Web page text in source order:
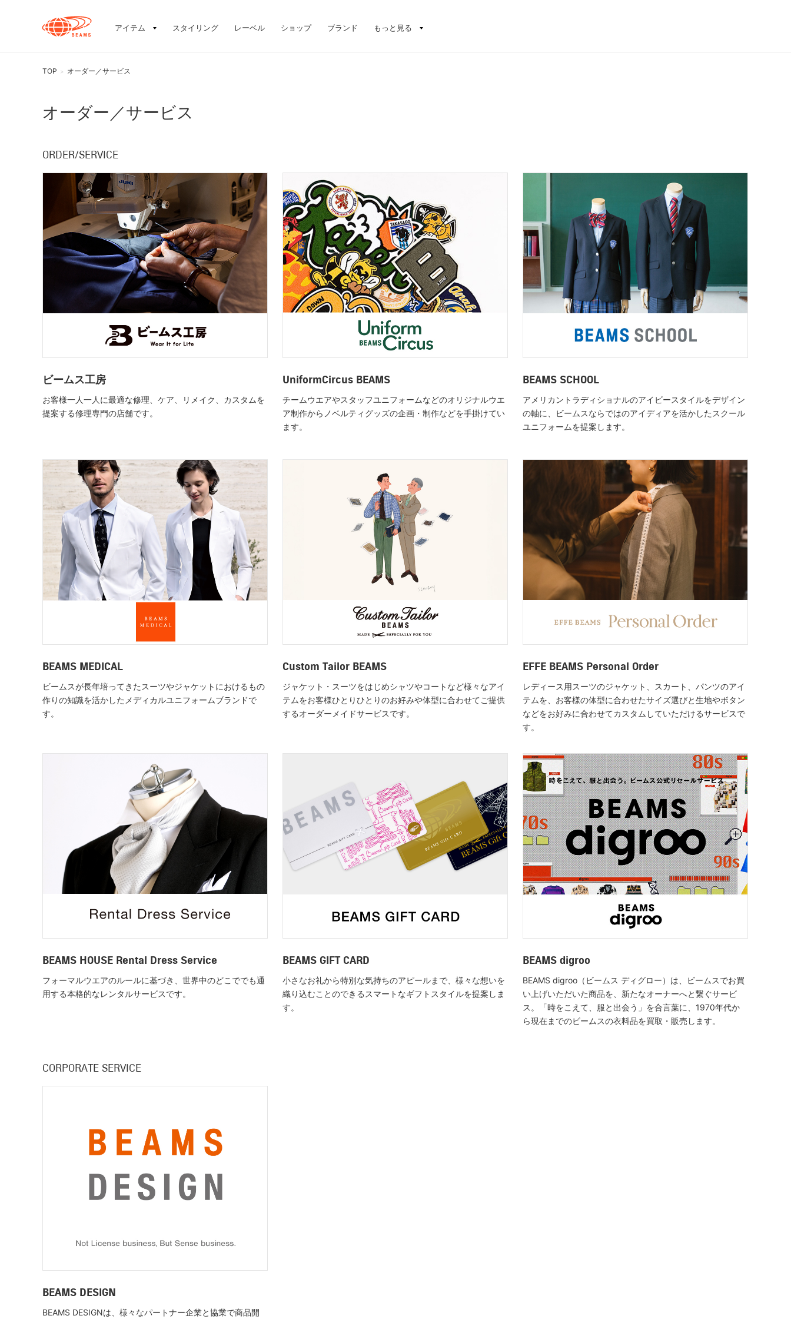
アイテム スタイリング レーベル ショップ ブランド もっと見る
TOP > オーダー／サービス
オーダー／サービス
ORDER/SERVICE
ビームス工房
お客様一人一人に最適な修理、ケア、リメイク、カスタムを
提案する修理専門の店舗です。
UniformCircus BEAMS
チームウエアやスタッフユニフォームなどのオリジナルウエ
ア制作からノベルティグッズの企画・制作などを手掛けてい
ます。
BEAMS SCHOOL
アメリカントラディショナルのアイビースタイルをデザイン
の軸に、ビームスならではのアイディアを活かしたスクール
ユニフォームを提案します。
BEAMS MEDICAL
ビームスが長年培ってきたスーツやジャケットにおけるもの
作りの知識を活かしたメディカルユニフォームブランドで
す。
Custom Tailor BEAMS
ジャケット・スーツをはじめシャツやコートなど様々なアイ
テムをお客様ひとりひとりのお好みや体型に合わせてご提供
するオーダーメイドサービスです。
EFFE BEAMS Personal Order
レディース用スーツのジャケット、スカート、パンツのアイ
テムを、お客様の体型に合わせたサイズ選びと生地やボタン
などをお好みに合わせてカスタムしていただけるサービスで
す。
BEAMS HOUSE Rental Dress Service
フォーマルウエアのルールに基づき、世界中のどこででも通
用する本格的なレンタルサービスです。
BEAMS GIFT CARD
小さなお礼から特別な気持ちのアピールまで、様々な想いを
織り込むことのできるスマートなギフトスタイルを提案しま
す。
BEAMS digroo
BEAMS digroo（ビームス ディグロー）は、ビームスでお買
い上げいただいた商品を、新たなオーナーへと繋ぐサービ
ス。「時をこえて、服と出会う」を合言葉に、1970年代か
ら現在までのビームスの衣料品を買取・販売します。
CORPORATE SERVICE
BEAMS DESIGN
BEAMS DESIGNは、様々なパートナー企業と協業で商品開